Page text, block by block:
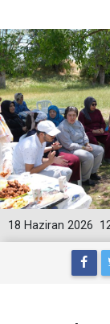
18 Haziran 2026